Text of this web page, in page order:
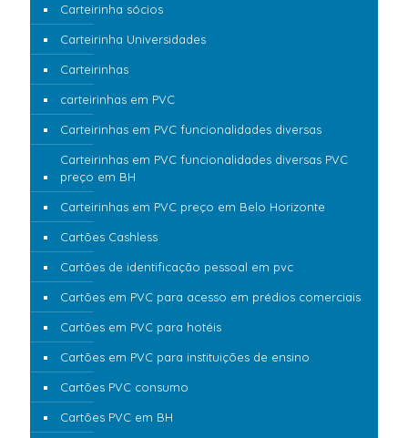
Carteirinha sócios
Carteirinha Universidades
Carteirinhas
carteirinhas em PVC
Carteirinhas em PVC funcionalidades diversas
Carteirinhas em PVC funcionalidades diversas PVC
preço em BH
Carteirinhas em PVC preço em Belo Horizonte
Cartões Cashless
Cartões de identificação pessoal em pvc
Cartões em PVC para acesso em prédios comerciais
Cartões em PVC para hotéis
Cartões em PVC para instituições de ensino
Cartões PVC consumo
Cartões PVC em BH